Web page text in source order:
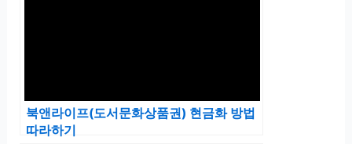
북앤라이프(도서문화상품권) 현금화 방법
따라하기